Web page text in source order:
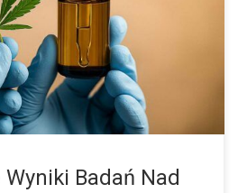
stale szukają skuteczniejszych
agresywnych nowotworów. Glejak
złośliwy guz mózgu lub rdzenia, […]
Wyniki Badań Nad